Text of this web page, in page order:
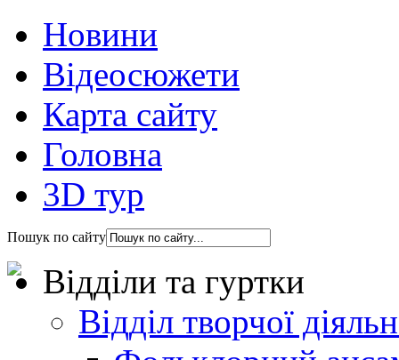
Новини
Відеосюжети
Карта сайту
Головна
3D тур
Пошук по сайту
Відділи та гуртки
Відділ творчої